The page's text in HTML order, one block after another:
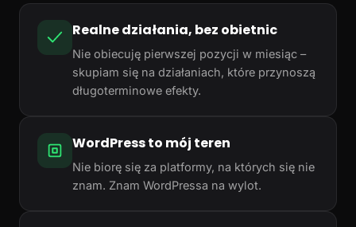
Realne działania, bez obietnic
Nie obiecuję pierwszej pozycji w miesiąc –
skupiam się na działaniach, które przynoszą
długoterminowe efekty.
WordPress to mój teren
Nie biorę się za platformy, na których się nie
znam. Znam WordPressa na wylot.